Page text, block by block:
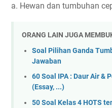
a. Hewan dan tumbuhan
ORANG LAIN JUGA
Soal Pilihan Ganda
Jawaban
60 Soal IPA : Daur Air &
(Essay, ...)
50 Soal Kelas 4 HOTS